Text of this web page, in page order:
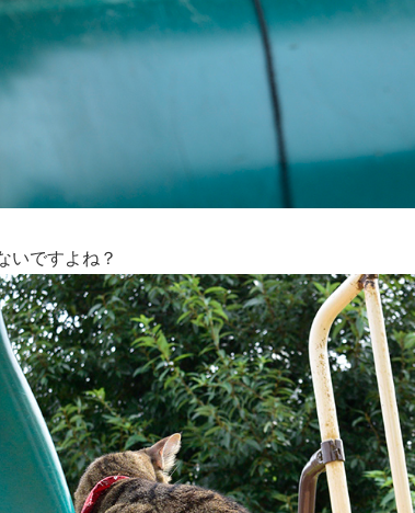
ですよね？